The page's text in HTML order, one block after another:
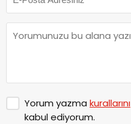
Yorum yazma kurallarını
kabul ediyorum.